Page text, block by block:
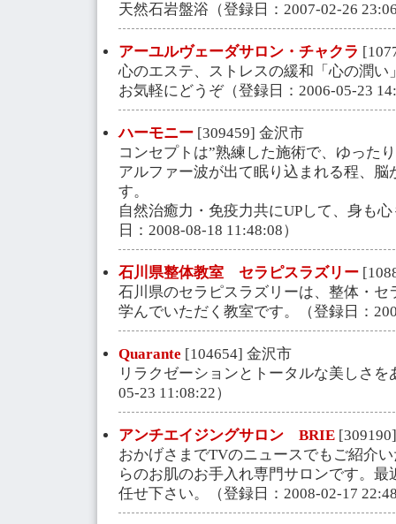
天然石岩盤浴（登録日：2007-02-26
アーユルヴェーダサロン・チャクラ
心のエステ、ストレスの緩和「心の潤い
お気軽にどうぞ（登録日：2006-05-23
ハーモニー [309459] 金沢市
コンセプトは”熟練した施術で、ゆった
アルファー波が出て眠り込まれる程、脳
す。
自然治癒力・免疫力共にUPして、身も
日：2008-08-18 11:48:08）
石川県整体教室 セラピスラズリー
石川県のセラピスラズリーは、整体・セ
学んでいただく教室です。（登録日：
Quarante [104654] 金沢市
リラクゼーションとトータルな美しさ
05-23 11:08:22）
アンチエイジングサロン BRIE
おかげさまでTVのニュースでもご紹介
らのお肌のお手入れ専門サロンです。
任せ下さい。（登録日：2008-02-17